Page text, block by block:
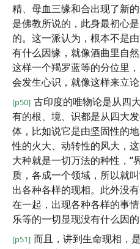
精、母血三缘和合出现了新
是佛教所说的，此身最初心
的。这一派认为，根本不是
有什么因缘，就像酒曲里自
这样一个羯罗蓝等的分位里
会发生心识，就像这样来立论
[p50] 古印度的唯物论是从四
有的根、境、识都是从四大
体，比如说它是由坚固性的
性的火大、动转性的风大，
大种就是一切万法的种性，“
质，各成一个领域，所以就
出各种各样的现相。此外没
在一起，出现各种各样的事
乐等的一切显现没有什么因
[p51] 而且，讲到生命现相，